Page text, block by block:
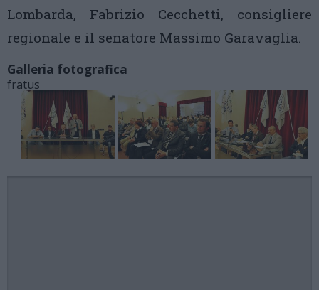
Lombarda, Fabrizio Cecchetti, consigliere
regionale e il senatore Massimo Garavaglia.
Galleria fotografica
fratus